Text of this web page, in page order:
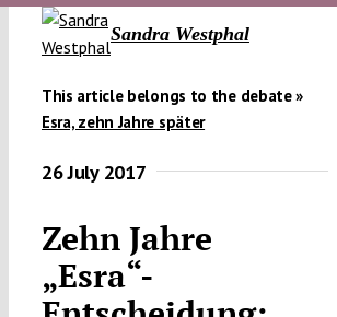
Verfassungs
Verfassungs
Verfassungs
Sandra Westphal
This article belongs to the debate »
Esra, zehn Jahre später
26 July 2017
Zehn Jahre
„Esra“-